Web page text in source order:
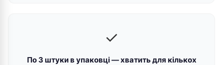
✓
По 3 штуки в упаковці — хватить для кількох